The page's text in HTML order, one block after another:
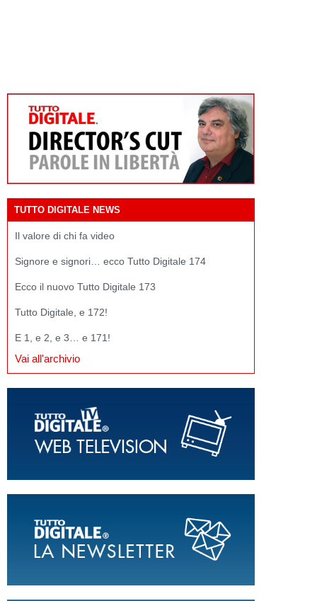
TUTTO DIGITALE NEWS
Il valore di chi fa video
Signore e signori… ecco Tutto Digitale 174
Ecco il nuovo Tutto Digitale 173
Tutto Digitale, e 172!
E 1, e 2, e 3… e 171!
Vai all'archivio